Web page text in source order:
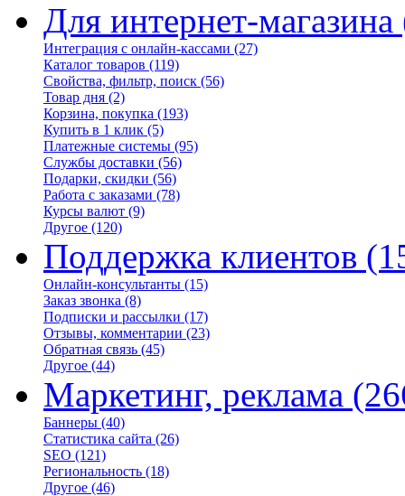
Для интернет-магазина
Интеграция с онлайн-кассами (27)
Каталог товаров (119)
Свойства, фильтр, поиск (56)
Товар дня (2)
Корзина, покупка (193)
Купить в 1 клик (5)
Платежные системы (95)
Службы доставки (56)
Подарки, скидки (56)
Работа с заказами (78)
Курсы валют (9)
Другое (120)
Поддержка клиентов
Онлайн-консультанты (15)
Заказ звонка (8)
Подписки и рассылки (17)
Отзывы, комментарии (23)
Обратная связь (45)
Другое (44)
Маркетинг, реклама
Баннеры (40)
Статистика сайта (26)
SEO (121)
Региональность (18)
Другое (46)